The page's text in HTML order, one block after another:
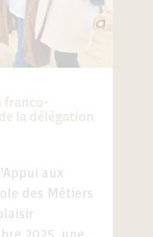
franco-
la délégation
aux
des Métiers